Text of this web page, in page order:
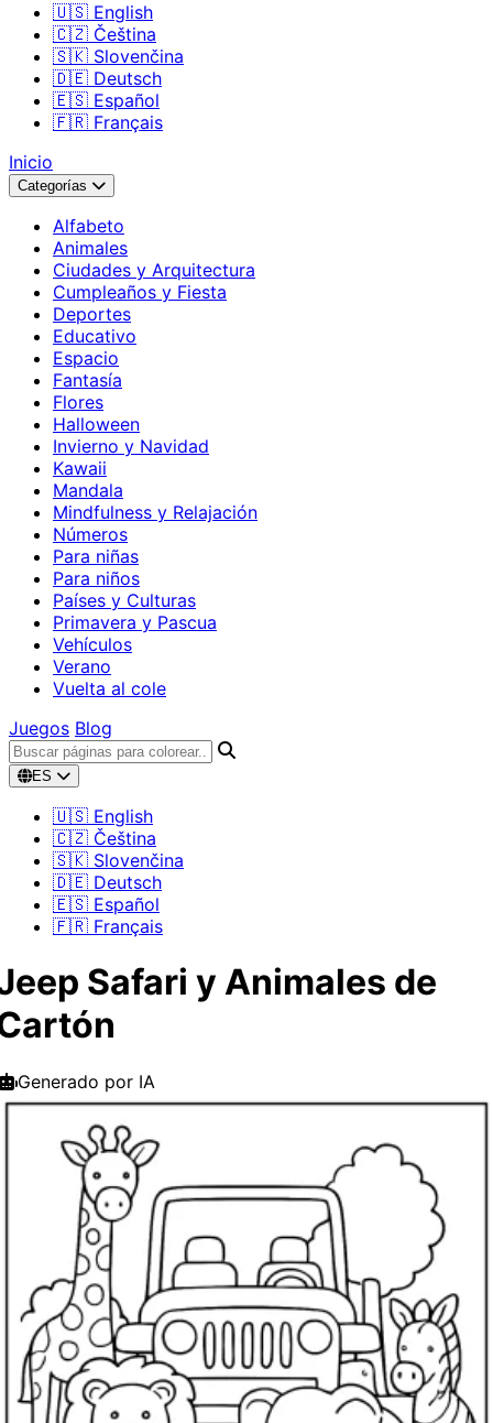
🇺🇸 English
🇨🇿 Čeština
🇸🇰 Slovenčina
🇩🇪 Deutsch
🇪🇸 Español
🇫🇷 Français
Inicio
Categorías
Alfabeto
Animales
Ciudades y Arquitectura
Cumpleaños y Fiesta
Deportes
Educativo
Espacio
Fantasía
Flores
Halloween
Invierno y Navidad
Kawaii
Mandala
Mindfulness y Relajación
Números
Para niñas
Para niños
Países y Culturas
Primavera y Pascua
Vehículos
Verano
Vuelta al cole
Juegos Blog
ES
🇺🇸 English
🇨🇿 Čeština
🇸🇰 Slovenčina
🇩🇪 Deutsch
🇪🇸 Español
🇫🇷 Français
Safari y Animales de
Generado por IA